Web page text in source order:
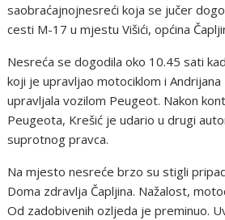
saobraćajnojnesreći koja se jučer
cesti M-17 u mjestu Višići, općina
Nesreća se dogodila oko 10.45 sati
koji je upravljao motociklom i
upravljala vozilom Peugeot. Nakon
Peugeota, Krešić je udario u drugi
suprotnog pravca.
Na mjesto nesreće brzo su stigli
Doma zdravlja Čapljina. Nažalost,
Od zadobivenih ozljeda je preminuo.